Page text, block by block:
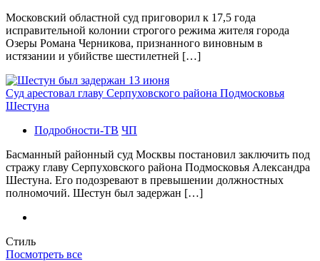
Московский областной суд приговорил к 17,5 года
исправительной колонии строгого режима жителя города
Озеры Романа Черникова, признанного виновным в
истязании и убийстве шестилетней […]
Суд арестовал главу Серпуховского района Подмосковья
Шестуна
Подробности-ТВ ЧП
Басманный районный суд Москвы постановил заключить под
стражу главу Серпуховского района Подмосковья Александра
Шестуна. Его подозревают в превышении должностных
полномочий. Шестун был задержан […]
Стиль
Посмотреть все